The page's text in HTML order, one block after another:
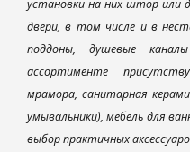
установки на них штор или
двери, в том числе и в
поддоны, душевые
ассортименте
мрамора, санитарная
умывальники), мебель для
выбор практичных